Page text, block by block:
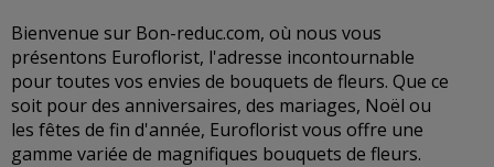
Bienvenue sur Bon-reduc.com, où nous vous
présentons Euroflorist, l'adresse incontournable
pour toutes vos envies de bouquets de fleurs. Que ce
soit pour des anniversaires, des mariages, Noël ou
les fêtes de fin d'année, Euroflorist vous offre une
gamme variée de magnifiques bouquets de fleurs.